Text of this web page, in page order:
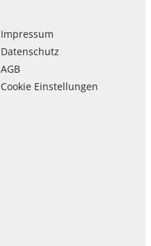
Impressum
Datenschutz
AGB
Cookie Einstellungen